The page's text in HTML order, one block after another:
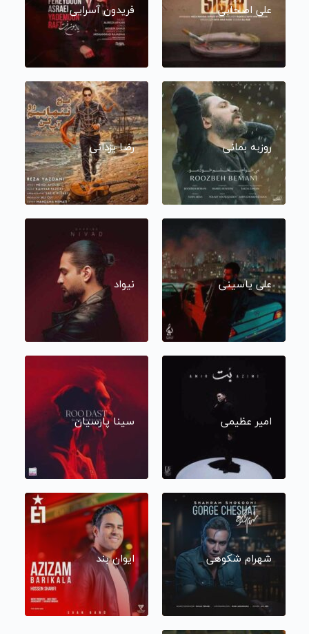
علی اصحابی فریدون آسرایی
روزبه بمانی رضا یزدانی
علی یاسینی نیواد
امیر عظیمی سینا پارسیان
شهرام شکوهی ایوان بند